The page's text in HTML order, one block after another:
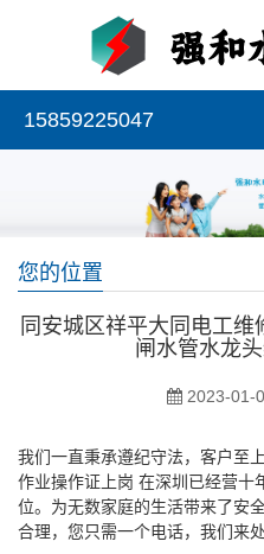
15859225047
您的位置
同安城区祥平大同电工
闸水管水龙
2023-01-
我们一直秉承遵纪守法，客户至
作业操作证上岗 在深圳已经营十
位。为无数家庭的生活带来了安
合理，您只需一个电话，我们来